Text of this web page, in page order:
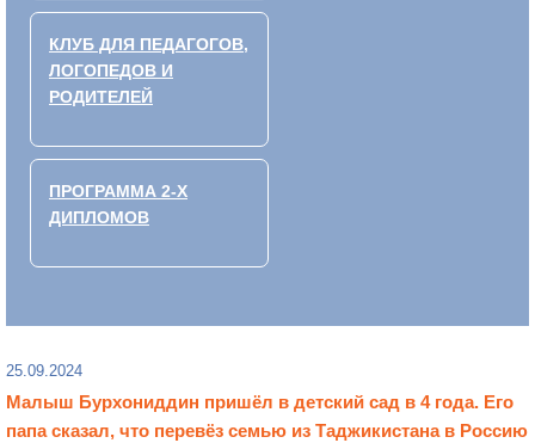
КЛУБ ДЛЯ ПЕДАГОГОВ,
ЛОГОПЕДОВ И
РОДИТЕЛЕЙ
ПРОГРАММА 2-Х
ДИПЛОМОВ
25.09.2024
Малыш Бурхониддин пришёл в детский сад в 4 года. Его
папа сказал, что перевёз семью из Таджикистана в Россию